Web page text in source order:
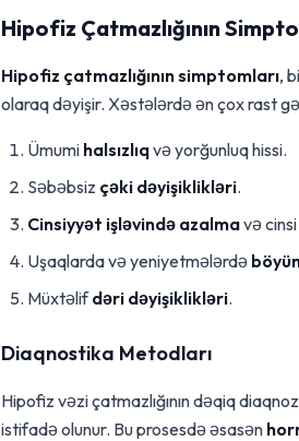
Hipofiz Çatmazlığının
Hipofiz çatmazlığının simptomları,
olaraq dəyişir. Xəstələrdə ən çox rast
Ümumi halsızlıqvə yorğunluq hissi.
Səbəbsiz çəki dəyişiklikləri.
Cinsiyyət işləvində azalmavə
Uşaqlarda və yeniyetmələrdə
Müxtəlifdəri dəyişiklikləri.
Diaqnostika Metodları
Hipofiz vəzi çatmazlığının dəqiq
istifadə olunur. Bu prosesdə əsasən